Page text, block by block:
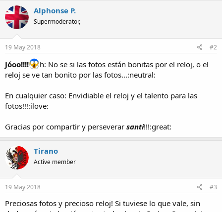
Alphonse P.
Supermoderator,
19 May 2018 #2
Jóoo!!!!
h: No se si las fotos están bonitas por el reloj, o el
reloj se ve tan bonito por las fotos...:neutral:
En cualquier caso: Envidiable el reloj y el talento para las
fotos!!!:ilove:
Gracias por compartir y perseverar santi!!!:great:
Tirano
Active member
19 May 2018 #3
Preciosas fotos y precioso reloj! Si tuviese lo que vale, sin